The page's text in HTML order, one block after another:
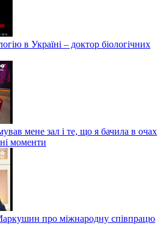
в Україні – доктор біологічних
мене зал і те, що я бачила в очах
моменти
про міжнародну співпрацю